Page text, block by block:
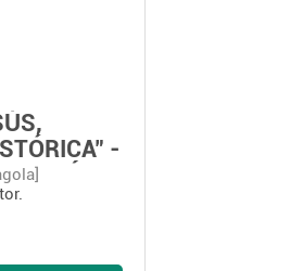
-
HARÁ